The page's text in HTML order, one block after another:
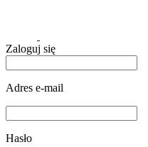
Zaloguj się
Adres e-mail
Hasło